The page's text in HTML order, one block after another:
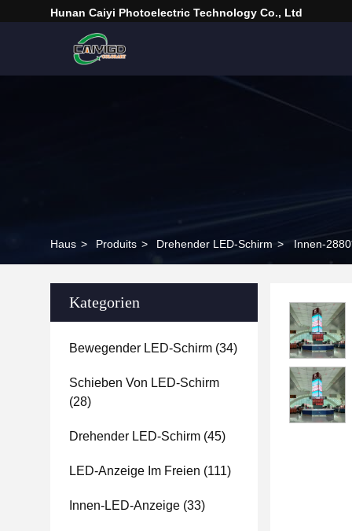
Hunan Caiyi Photoelectric Technology Co., Ltd
Haus > Produits > Drehender LED-Schirm > Innen-
Kategorien
Bewegender LED-Schirm (34)
Schieben Von LED-Schirm
(28)
Drehender LED-Schirm (45)
LED-Anzeige Im Freien (111)
Innen-LED-Anzeige (33)